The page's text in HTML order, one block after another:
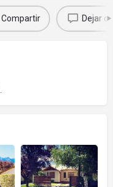
Compartir Dejar